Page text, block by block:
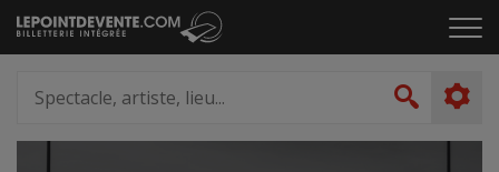
Passer
au
le
artiste,
lieu...